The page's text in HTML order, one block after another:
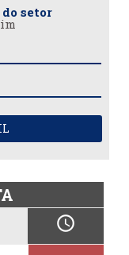
setor
schedule